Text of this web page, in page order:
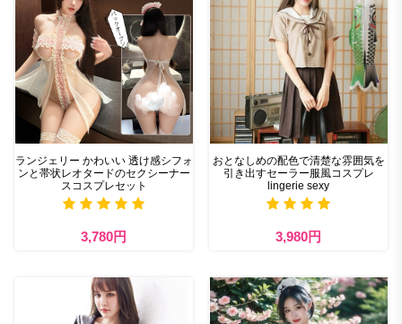
ランジェリー かわいい 透け感シフォ
ンと帯状レオタードのセクシーナー
スコスプレセット
3,780円
おとなしめの配色で清楚な雰囲気を
引き出すセーラー服風コスプレ
lingerie sexy
3,980円